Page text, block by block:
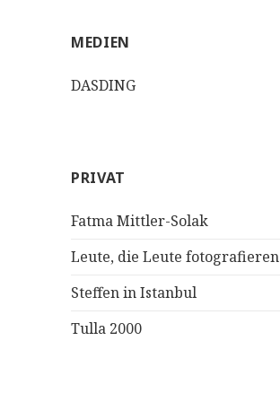
MEDIEN
DASDING
PRIVAT
Fatma Mittler-Solak
Leute, die Leute fotografieren
Steffen in Istanbul
Tulla 2000